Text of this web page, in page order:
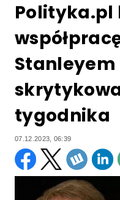
Polityka.pl
tygodnika
07.12.2023, 06:39